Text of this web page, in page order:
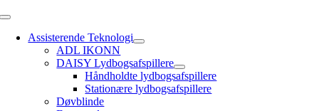
Toggle
NavigationAssisterende Teknologi
ADL IKONN
DAISY Lydbogsafspillere
Håndholdte lydbogsafspillere
Stationære lydbogsafspillere
Døvblinde